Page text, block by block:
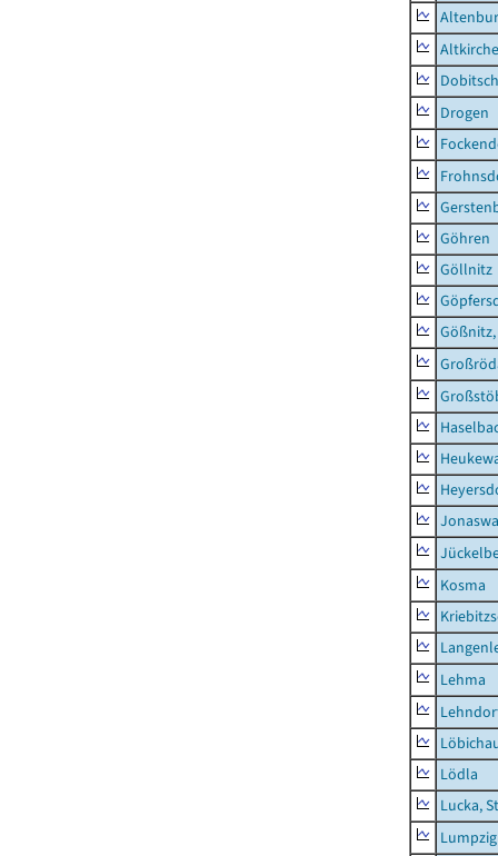
Drogen
Göhren
Göllnitz
Kosma
Lehma
Lödla
Lucka,
Lumpzig